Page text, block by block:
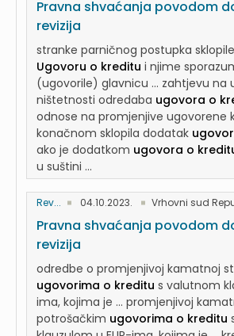
Pravna shvaćanja povodom
revizija
stranke parničnog postupka
Ugovoru o kreditu i njime
(ugovorile) glavnicu ... zahtjevu na
ništetnosti odredaba ugovora o
odnose na promjenjive ugovorene
konačnom sklopila dodatak
ako je dodatkom ugovora o
u suštini ...
Rev... 04.10.2023. Vrhovni sud
Pravna shvaćanja povodom
revizija
odredbe o promjenjivoj kamatnoj
ugovorima o kreditu s valutnom
ima, kojima je ... promjenjivoj
potrošačkim ugovorima o kreditu